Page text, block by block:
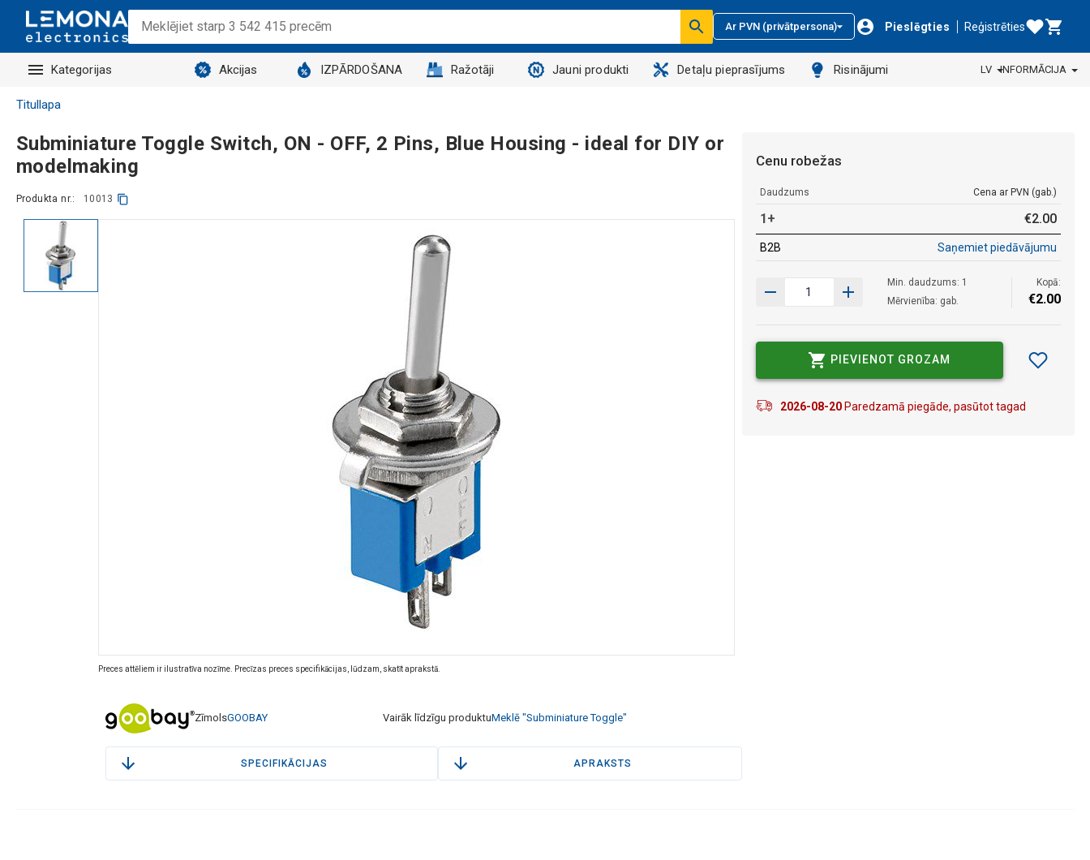
Ar PVN (privātpersona) Pieslēgties Reģistrēties
Kategorijas Akcijas IZPĀRDOŠANA Ražotāji Jauni produkti Detaļu pieprasījums Risinājumi LV INFORMĀCIJA
Titullapa
Subminiature Toggle Switch, ON - OFF, 2 Pins, Blue Housing - ideal for DIY or
modelmaking
Produkta nr.: 10013
Preces attēliem ir ilustratīva nozīme. Precīzas preces specifikācijas, lūdzam, skatīt aprakstā.
ZīmolsGOOBAY Vairāk līdzīgu produktuMeklē "Subminiature Toggle"
SPECIFIKĀCIJAS APRAKSTS
Cenu robežas
Daudzums Cena ar PVN (gab.)
1+ €2.00
B2B Saņemiet piedāvājumu
Min. daudzums: 1
Mērvienība: gab.
Kopā:
€2.00
PIEVIENOT GROZAM
2026-08-20Paredzamā piegāde, pasūtot tagad